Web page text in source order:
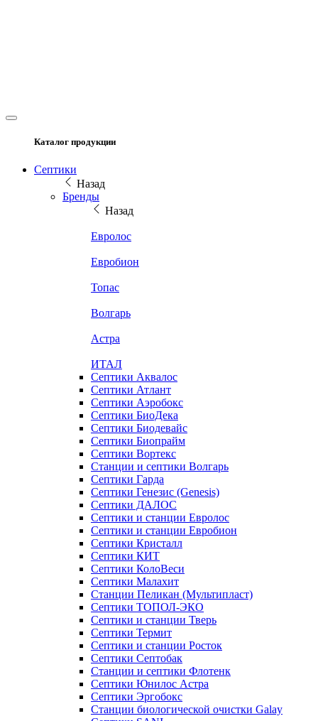
Каталог продукции
Септики
Назад
Бренды
Назад
Евролос
Евробион
Топас
Волгарь
Астра
ИТАЛ
Септики Аквалос
Септики Атлант
Септики Аэробокс
Септики БиоДека
Септики Биодевайс
Септики Биопрайм
Септики Вортекс
Станции и септики Волгарь
Септики Гарда
Септики Генезис (Genesis)
Септики ДАЛОС
Септики и станции Евролос
Септики и станции Евробион
Септики Кристалл
Септики КИТ
Септики КолоВеси
Септики Малахит
Станции Пеликан (Мультипласт)
Септики ТОПОЛ-ЭКО
Септики и станции Тверь
Септики Термит
Септики и станции Росток
Септики Септобак
Станции и септики Флотенк
Септики Юнилос Астра
Септики Эргобокс
Станции биологической очистки Galay